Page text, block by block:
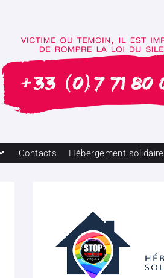
Contacts Hébergement solidaire